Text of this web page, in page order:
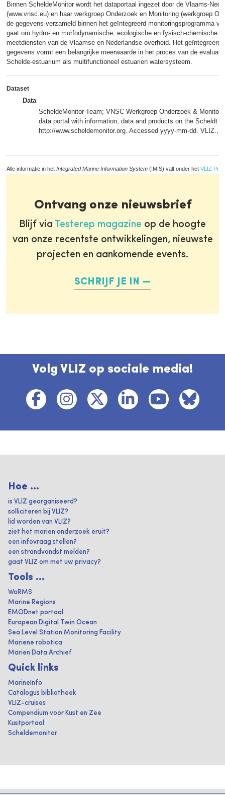
Binnen ScheldeMonitor wordt het dataportaal ingezet door de Vlaams-
(www.vnsc.eu) en haar werkgroep Onderzoek en Monitoring (werkgroep
de gegevens verzameld binnen het geïntegreerd monitoringsprogramma
gaat om hydro- en morfodynamische, ecologische en fysisch-chemische
meetdiensten van de Vlaamse en Nederlandse overheid. Het geïntegreerd
gegevens vormt een belangrijke meerwaarde in het proces van de
Schelde-estuarium als multifunctioneel estuarien watersysteem.
Dataset
Data
ScheldeMonitor Team; VNSC Werkgroep Onderzoek &
data portal with information, data and products on the Scheldt
http://www.scheldemonitor.org. Accessed yyyy-mm-dd. VLIZ.,
Alle informatie in het Integrated Marine Information System (IMIS) valt onder het VLIZ
Ontvang onze nieuwsbrief
Blijf via Testerep magazine op de hoogte
van onze recentste ontwikkelingen, nieuwste
projecten en aankomende events.
SCHRIJF JE IN
Volg VLIZ op sociale media!
Hoe ...
is VLIZ georganiseerd?
solliciteren bij VLIZ?
lid worden van VLIZ?
ziet het marien onderzoek eruit?
een infovraag stellen?
een strandvondst melden?
gaat VLIZ om met uw privacy?
Tools ...
WoRMS
Marine Regions
EMODnet portaal
European Digital Twin Ocean
Sea Level Station Monitoring Facility
Mariene robotica
Marien Data Archief
Quick links
MarineInfo
Catalogus bibliotheek
VLIZ-cruises
Compendium voor Kust en Zee
Kustportaal
Scheldemonitor